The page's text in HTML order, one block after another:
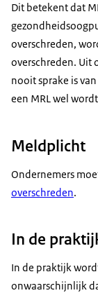
Dit betekent dat
overschreden,
overschreden. Uit
nooit sprake is
een MRL wel
Meldplicht
Ondernemers
overschreden.
In de
In de praktijk
onwaarschijnlijk